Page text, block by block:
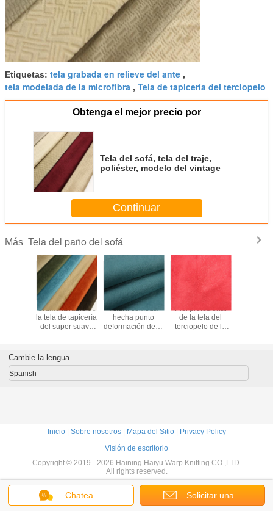
Etiquetas: tela grabada en relieve del ante ,
tela modelada de la microfibra , Tela de tapicería del terciopelo
Obtenga el mejor precio por
Tela del sofá, tela del traje,
poliéster, modelo del vintage
Continuar
Más Tela del paño del sofá
del
Gramo lavable de
la tela de tapicería
del super suave
Altura cómoda
hecha punto
deformación de la
Piel profesional
de la tela del
terciopelo de la
Chatea Solicitar una
Cambie la lengua
Spanish
Inicio| Sobre nosotros| Mapa del Sitio| Privacy Policy
Visión de escritorio
Copyright © 2019 - 2026 Haining Haiyu Warp Knitting CO.,LTD.
All rights reserved.